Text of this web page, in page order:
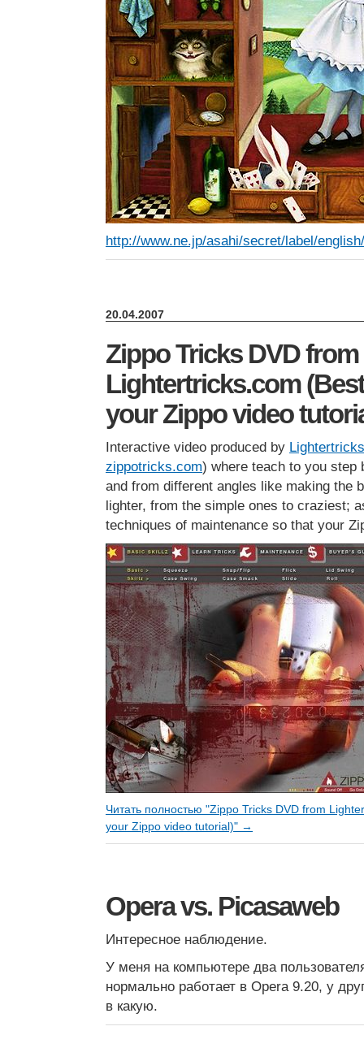
http://www.ne.jp/asahi/secret/label/
20.04.2007
Zippo Tricks DVD from
Lightertricks.com
your Zippo video
Interactive video produced by
zippotricks.com) where teach to you step
and from different angles like making the
lighter, from the simple ones to craziest;
techniques of maintenance so that your
Читать полностью "Zippo Tricks DVD from
your Zippo video tutorial)" →
Opera vs. Picasaweb
Интересное наблюдение.
У меня на компьютере два
нормально работает в Opera 9.20, у
в какую.